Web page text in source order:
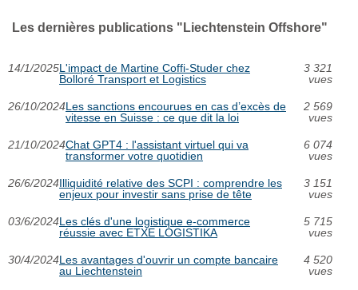
Les dernières publications "Liechtenstein Offshore"
14/1/2025L'impact de Martine Coffi-Studer chez
Bolloré Transport et Logistics
3 321
vues
26/10/2024Les sanctions encourues en cas d’excès de
vitesse en Suisse : ce que dit la loi
2 569
vues
21/10/2024Chat GPT4 : l'assistant virtuel qui va
transformer votre quotidien
6 074
vues
26/6/2024Illiquidité relative des SCPI : comprendre les
enjeux pour investir sans prise de tête
3 151
vues
03/6/2024Les clés d'une logistique e-commerce
réussie avec ETXE LOGISTIKA
5 715
vues
30/4/2024Les avantages d'ouvrir un compte bancaire
au Liechtenstein
4 520
vues